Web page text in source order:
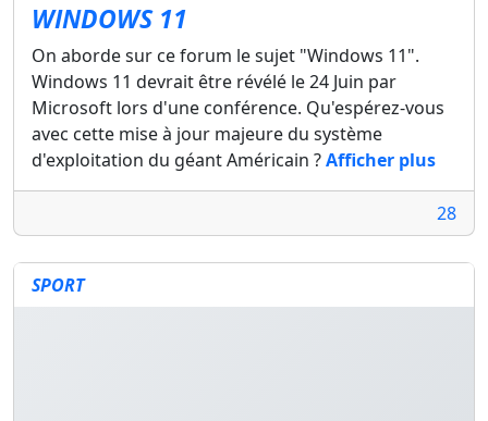
WINDOWS 11
On aborde sur ce forum le sujet "Windows 11".
Windows 11 devrait être révélé le 24 Juin par
Microsoft lors d'une conférence. Qu'espérez-vous
avec cette mise à jour majeure du système
d'exploitation du géant Américain ?Afficher plus
28
SPORT